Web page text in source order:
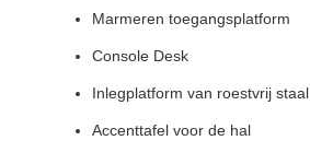
Marmeren toegangsplatform
Console Desk
Inlegplatform van roestvrij staal
Accenttafel voor de hal